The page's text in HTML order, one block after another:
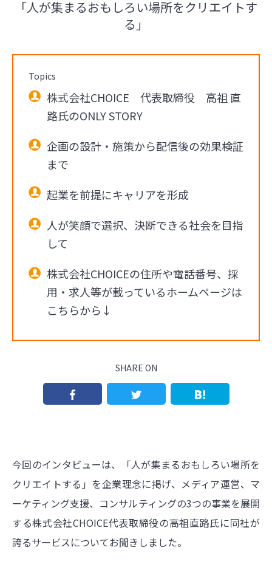
「人が集まるおもしろい場所をクリエイトす
る」
Topics
株式会社CHOICE 代表取締役 高祖 直
路氏のONLY STORY
企画の設計・施策から配信後の効果検証
まで
起業を前提にキャリアを形成
人が笑顔で選択、決断できる社会を目指
して
株式会社CHOICEの住所や電話番号、採
用・求人等が載っているホームページは
こちらから↓
SHARE ON
今回のインタビューは、「人が集まるおもしろい場所を
クリエイトする」を企業理念に掲げ、メディア運営、マ
ーケティング支援、コンサルティングの3つの事業を展開
する株式会社CHOICE代表取締役の高祖直路氏に同社が
誇るサービスについてお聞きしました。